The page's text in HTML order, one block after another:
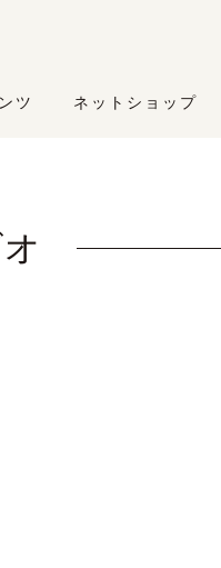
ツ ネットショップ